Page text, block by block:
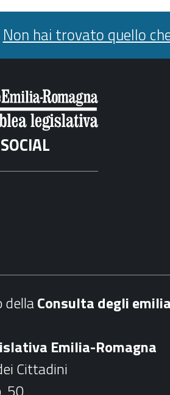
Non hai trovato quello
dellaConsulta degli
Emilia-Romagna
Cittadini
50